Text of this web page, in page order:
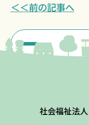
＜＜前の記事へ
社会福祉法